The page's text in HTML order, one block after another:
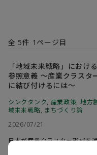
全 5件 1 ページ目
「地域未来戦略」におけ
参照意義 ～産業クラスタ
に結び付けるには～
シンクタンク, 産業政策, 地方
域未来戦略, まちづくり論
2026/07/21
日本が産業クラスター形成を
治体の枠組みを超えた広域連